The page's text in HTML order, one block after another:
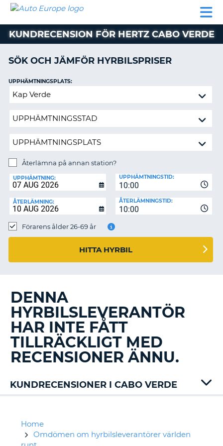
HYRBIL
HYRA
PARTNER
AUTO
EUROPE
HYRBIL
HYRA
HUSBIL
MIN
MEDLEMSINFORMATION
ADMINISTRERA
BOKNING
SVERIGE
KUNDRECENSION FÖR HERTZ CABO VERDE
SÖK OCH JÄMFÖR HYRBILSPRISER
Återlämna
annan
UPPHÄMTNINGSPLATS:
Återlämna på annan station?
UPPHÄMTNING:
10:00
UPPHÄMTNINGSTID:
ÅTERLÄMNING:
10:00
ÅTERLÄMNINGSTID:
Förarens ålder 26-69 år
HITTA HYRBIL
DENNA
HYRBILSLEVERANTÖR
HAR INTE FÅTT
TILLRÄCKLIGT MED
RECENSIONER ÄNNU.
KUNDRECENSIONER I CABO VERDE
Home
Omdömen om hyrbilsleverantörer världen